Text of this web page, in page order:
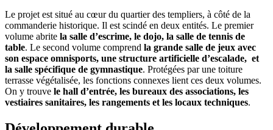
Le projet est situé au cœur du quartier des templiers, à côté de la
commanderie historique. Il est scindé en deux entités. Le premier
volume abrite la salle d’escrime, le dojo, la salle de tennis de
table. Le second volume comprend la grande salle de jeux avec
son espace omnisports, une structure artificielle d’escalade, et
la salle spécifique de gymnastique. Protégées par une toiture
terrasse végétalisée, les fonctions connexes lient ces deux volumes.
On y trouve le hall d’entrée, les bureaux des associations, les
vestiaires sanitaires, les rangements et les locaux techniques.